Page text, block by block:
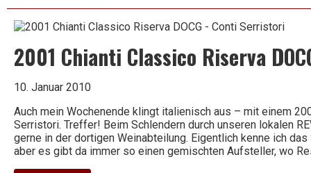
Blauer
–
H.
Johner
2001 Chianti Classico Riserva
10. Januar 2010
Auch mein Wochenende klingt italienisch aus – mit einem
Serristori. Treffer! Beim Schlendern durch unseren lokalen
gerne in der dortigen Weinabteilung. Eigentlich kenne ich
aber es gibt da immer so einen gemischten Aufsteller, wo